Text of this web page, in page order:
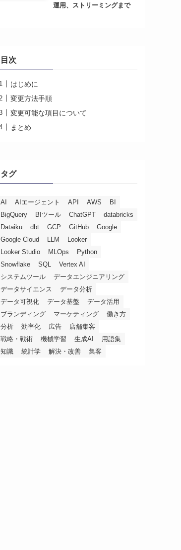
運用、ストリーミングまで
目次
はじめに
変更方法手順
変更可能な項目について
まとめ
タグ
AI AIエージェント API AWS
BI
BigQuery
BIツール ChatGPT
databricks
Dataiku
dbt GCP GitHub
Google
Google Cloud
LLM
Looker
Looker Studio
MLOps
Python
Snowflake
SQL
Vertex AI
システムツール
データエンジニアリング
データサイエンス
データ分析
データ可視化
データ基盤
データ活用
ブランディング
マーケティング
働き方
分析
効率化 広告
店舗集客
戦略・戦術
機械学習 生成AI
用語集
知識
統計学 解決・改善 集客